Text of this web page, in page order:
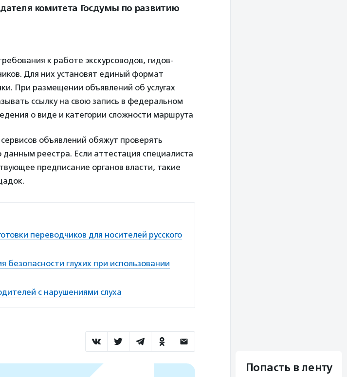
комитета Госдумы по развитию
к работе экскурсоводов, гидов-
Для них установят единый формат
При размещении объявлений об услугах
ссылку на свою запись в федеральном
о виде и категории сложности маршрута
объявлений обяжут проверять
реестра. Если аттестация специалиста
предписание органов власти, такие
переводчиков для носителей русского
безопасности глухих при использовании
с нарушениями слуха
Попасть в ленту